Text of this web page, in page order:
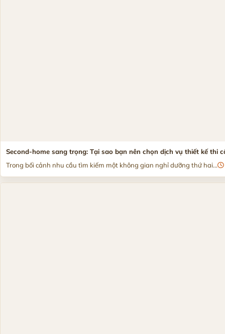
Second-home sang trọng: Tại sao bạn nên chọn dịch vụ thiết kế thi
Trong bối cảnh nhu cầu tìm kiếm một không gian nghỉ dưỡng thứ hai...